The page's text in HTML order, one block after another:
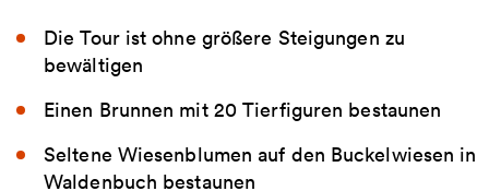
Die Tour ist ohne größere Steigungen zu
bewältigen
Einen Brunnen mit 20 Tierfiguren bestaunen
Seltene Wiesenblumen auf den Buckelwiesen in
Waldenbuch bestaunen